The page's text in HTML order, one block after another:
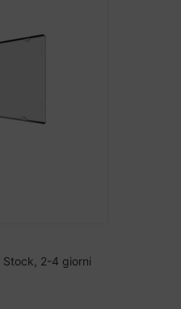
Stock, 2-4 giorni